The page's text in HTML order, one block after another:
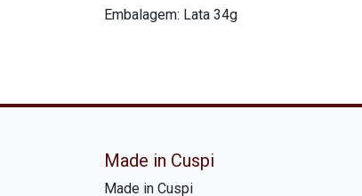
Embalagem: Lata 34g
Made in Cuspi
Made in Cuspi